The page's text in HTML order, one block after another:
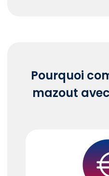
Pourquoi
mazout